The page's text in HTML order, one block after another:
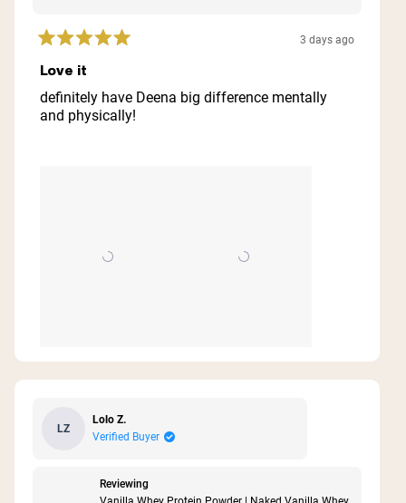
Rated
5
out
of
5
stars
3 days ago
Love it
definitely have Deena big difference mentally
and physically!
LZ
Lolo Z.
Verified Buyer
Reviewing